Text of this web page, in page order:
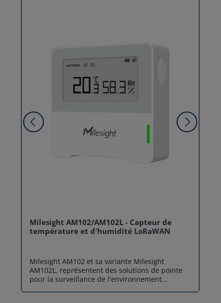
Milesight AM102/AM102L - Capteur de
température et d'humidité LoRaWAN
Milesight AM102 et sa variante Milesight
AM102L, représentent des solutions de pointe
pour la surveillance de l'environnement